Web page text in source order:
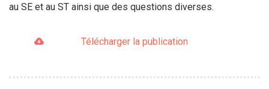
au SE et au ST ainsi que des questions diverses.
Télécharger la publication